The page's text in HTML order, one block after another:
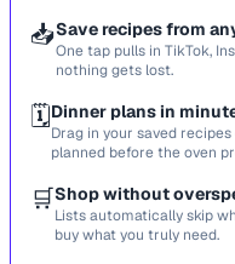
📥Save recipes from
One tap pulls in TikTok,
nothing gets lost.
🗓️Dinner plans in
Drag in your saved
planned before the oven
🛒Shop without
Lists automatically skip
buy what you truly need.